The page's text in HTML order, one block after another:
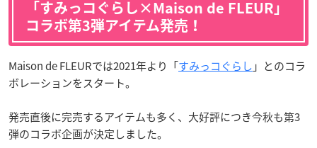
「すみっコぐらし×Maison de FLEUR」
コラボ第3弾アイテム発売！
Maison de FLEURでは2021年より「すみっコぐらし 」とのコラ
ボレーションをスタート。
発売直後に完売するアイテムも多く、大好評につき今秋も第3
弾のコラボ企画が決定しました。